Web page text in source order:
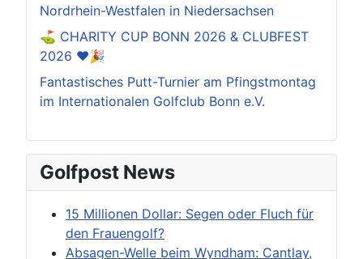
Nordrhein-Westfalen in Niedersachsen
⛳️ CHARITY CUP BONN 2026 & CLUBFEST
2026 ❤️🎉
Fantastisches Putt-Turnier am Pfingstmontag
im Internationalen Golfclub Bonn e.V.
Golfpost News
15 Millionen Dollar: Segen oder Fluch für
den Frauengolf?
Absagen-Welle beim Wyndham: Cantlay,